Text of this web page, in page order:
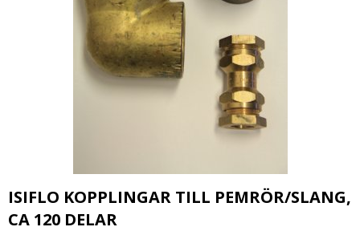
ISIFLO KOPPLINGAR TILL PEMRÖR/SLANG,
CA 120 DELAR